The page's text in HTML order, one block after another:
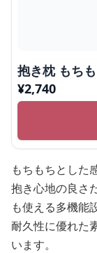
抱き枕 もち
¥2,740
もちもちとした
抱き心地の良さ
も使える多機能
耐久性に優れた
います。